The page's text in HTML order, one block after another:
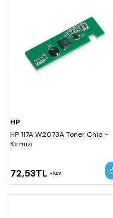
HP
HP 117A W2073A Toner Chip -
Kırmızı
72,53TL KDV